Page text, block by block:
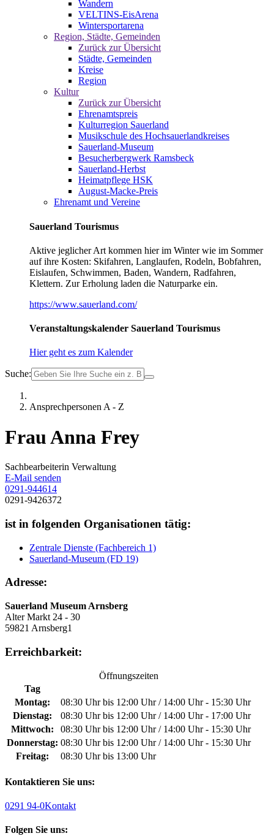
Wandern
VELTINS-EisArena
Wintersportarena
Region, Städte, Gemeinden
Zurück zur Übersicht
Städte, Gemeinden
Kreise
Region
Kultur
Zurück zur Übersicht
Ehrenamtspreis
Kulturregion Sauerland
Musikschule des Hochsauerlandkreises
Sauerland-Museum
Besucherbergwerk Ramsbeck
Sauerland-Herbst
Heimatpflege HSK
August-Macke-Preis
Ehrenamt und Vereine
Sauerland Tourismus
Aktive jeglicher Art kommen hier im Winter wie im Sommer
auf ihre Kosten: Skifahren, Langlaufen, Rodeln, Bobfahren,
Eislaufen, Schwimmen, Baden, Wandern, Radfahren,
Klettern. Zur Erholung laden die Naturparke ein.
https://www.sauerland.com/
Veranstaltungskalender Sauerland Tourismus
Hier geht es zum Kalender
Suche:
Ansprechpersonen A - Z
Frau Anna Frey
Sachbearbeiterin Verwaltung
E-Mail senden
0291-944614
0291-9426372
ist in folgenden Organisationen tätig:
Zentrale Dienste (Fachbereich 1)
Sauerland-Museum (FD 19)
Adresse:
Sauerland Museum Arnsberg
Alter Markt 24 - 30
59821 Arnsberg1
Erreichbarkeit:
Öffnungszeiten
Tag
Montag:
08:30 Uhr bis 12:00 Uhr / 14:00 Uhr - 15:30 Uhr
Dienstag:
08:30 Uhr bis 12:00 Uhr / 14:00 Uhr - 17:00 Uhr
Mittwoch:
08:30 Uhr bis 12:00 Uhr / 14:00 Uhr - 15:30 Uhr
Donnerstag: 08:30 Uhr bis 12:00 Uhr / 14:00 Uhr - 15:30 Uhr
Freitag:
08:30 Uhr bis 13:00 Uhr
Kontaktieren Sie uns:
0291 94-0Kontakt
Folgen Sie uns: